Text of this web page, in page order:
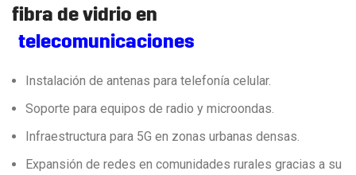
fibra de vidrio en
telecomunicaciones
Instalación de antenas para telefonía celular.
Soporte para equipos de radio y microondas.
Infraestructura para 5G en zonas urbanas densas.
Expansión de redes en comunidades rurales gracias a su